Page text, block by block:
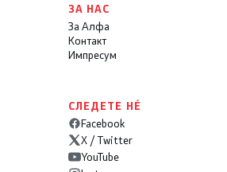
ЗА НАС
За Алфа
Контакт
Импресум
СЛЕДЕТЕ НÉ
Facebook
X / Twitter
YouTube